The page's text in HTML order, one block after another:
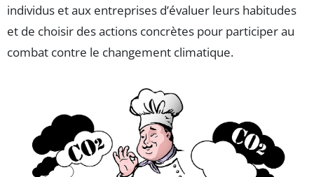
individus et aux entreprises d’évaluer leurs habitudes
et de choisir des actions concrètes pour participer au
combat contre le changement climatique.